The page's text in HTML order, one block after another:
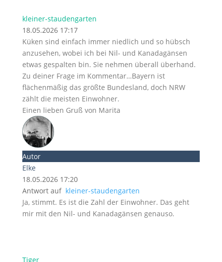
kleiner-staudengarten
18.05.2026 17:17
Küken sind einfach immer niedlich und so hübsch
anzusehen, wobei ich bei Nil- und Kanadagänsen
etwas gespalten bin. Sie nehmen überall überhand.
Zu deiner Frage im Kommentar…Bayern ist
flächenmäßig das größte Bundesland, doch NRW
zählt die meisten Einwohner.
Einen lieben Gruß von Marita
Autor
Elke
18.05.2026 17:20
Antwort auf kleiner-staudengarten
Ja, stimmt. Es ist die Zahl der Einwohner. Das geht
mir mit den Nil- und Kanadagänsen genauso.
Tiger